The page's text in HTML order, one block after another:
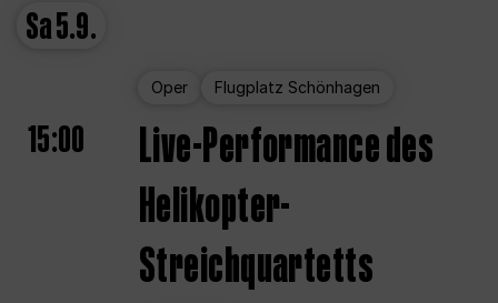
Sa5.9.
Oper Flugplatz Schönhagen
15:00
Live-Performance des
Helikopter-
Streichquartetts